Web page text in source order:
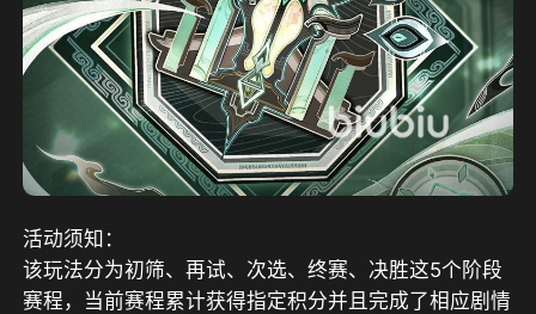
活动须知：
该玩法分为初筛、再试、次选、终赛、决胜这5个阶段
赛程，当前赛程累计获得指定积分并且完成了相应剧情